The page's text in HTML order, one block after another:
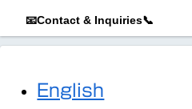
📧Contact & Inquiries📞
English